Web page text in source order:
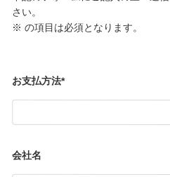
さい。
※ の項目は必須となります。
お支払方法*
会社名